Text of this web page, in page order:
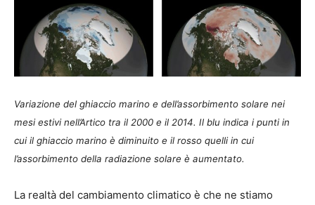
Variazione del ghiaccio marino e dell’assorbimento solare nei
mesi estivi nell’Artico tra il 2000 e il 2014. Il blu indica i punti in
cui il ghiaccio marino è diminuito e il rosso quelli in cui
l’assorbimento della radiazione solare è aumentato.
La realtà del cambiamento climatico è che ne stiamo